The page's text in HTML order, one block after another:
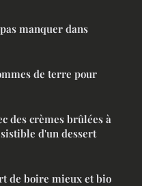
manquer dans
de terre pour
des crèmes brûlées à
d'un dessert
de boire mieux et bio